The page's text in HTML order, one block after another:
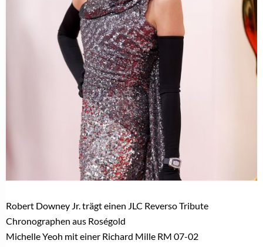
Robert Downey Jr. trägt einen JLC Reverso Tribute
Chronographen aus Roségold
Michelle Yeoh mit einer Richard Mille RM 07-02